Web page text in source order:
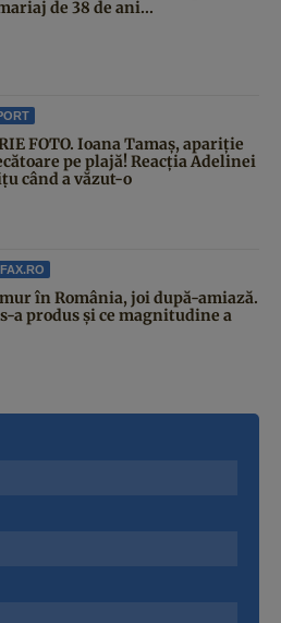
de 38 de ani...
FOTO. Ioana Tamaş, apariție
pe plajă! Reacția Adelinei
când a văzut-o
în România, joi după-amiază.
a produs și ce magnitudine a